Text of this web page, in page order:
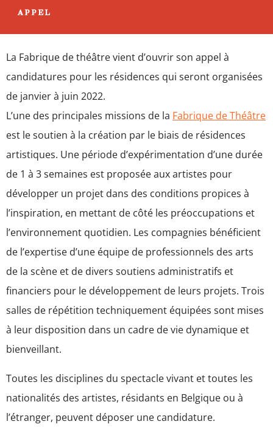
APPEL
La Fabrique de théâtre vient d’ouvrir son appel à
candidatures pour les résidences qui seront organisées
de janvier à juin 2022.
L’une des principales missions de la Fabrique de Théâtre
est le soutien à la création par le biais de résidences
artistiques. Une période d’expérimentation d’une durée
de 1 à 3 semaines est proposée aux artistes pour
développer un projet dans des conditions propices à
l’inspiration, en mettant de côté les préoccupations et
l’environnement quotidien. Les compagnies bénéficient
de l’expertise d’une équipe de professionnels des arts
de la scène et de divers soutiens administratifs et
financiers pour le développement de leurs projets. Trois
salles de répétition techniquement équipées sont mises
à leur disposition dans un cadre de vie dynamique et
bienveillant.
Toutes les disciplines du spectacle vivant et toutes les
nationalités des artistes, résidants en Belgique ou à
l’étranger, peuvent déposer une candidature.